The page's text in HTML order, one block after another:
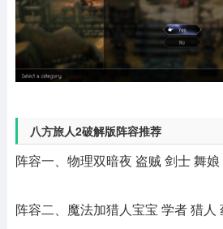
八方旅人2破解版阵容推荐
阵容一、物理双暗夜 盗贼 剑士 舞娘
阵容二、魔法加猎人宝宝 学者 猎人